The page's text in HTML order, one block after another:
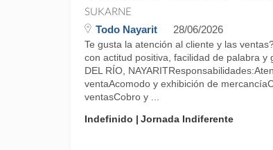
SUKARNE
Todo Nayarit 28/06/2026
Te gusta la atención al cliente y las
con actitud positiva, facilidad de palabra y
DEL RÍO,
ventaAcomodo y exhibición de
ventasCobro y ...
Indefinido
Jornada Indiferente